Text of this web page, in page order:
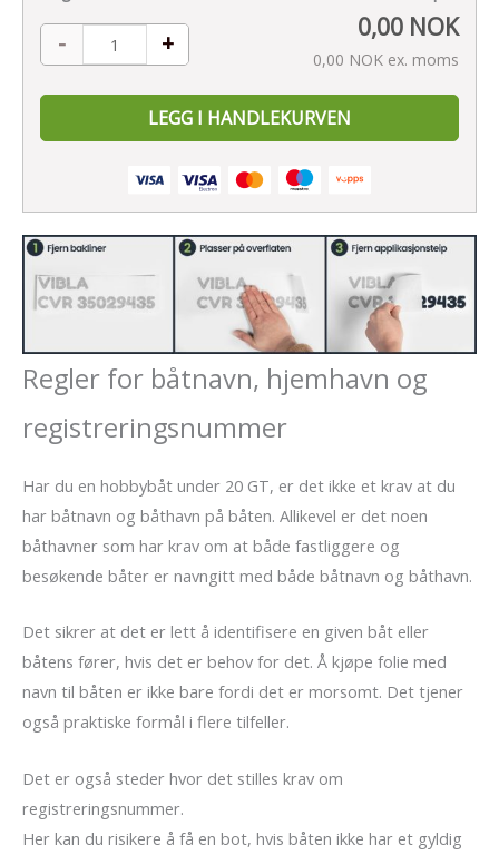
- +
0,00 NOK
0,00 NOK ex. moms
Regler for båtnavn, hjemhavn og
registreringsnummer
Har du en hobbybåt under 20 GT, er det ikke et krav at du
har båtnavn og båthavn på båten. Allikevel er det noen
båthavner som har krav om at både fastliggere og
besøkende båter er navngitt med både båtnavn og båthavn.
Det sikrer at det er lett å identifisere en given båt eller
båtens fører, hvis det er behov for det. Å kjøpe folie med
navn til båten er ikke bare fordi det er morsomt. Det tjener
også praktiske formål i flere tilfeller.
Det er også steder hvor det stilles krav om
registreringsnummer.
Her kan du risikere å få en bot, hvis båten ikke har et gyldig